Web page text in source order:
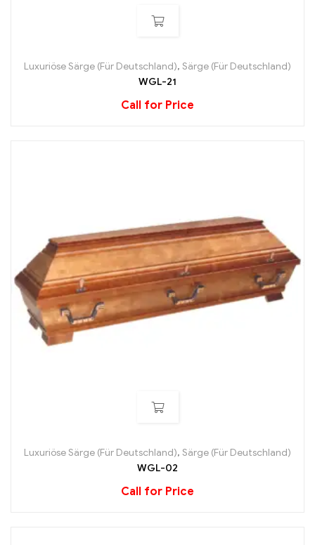
Luxuriöse Särge (Für Deutschland), Särge (Für Deutschland)
WGL-21
Call for Price
Luxuriöse Särge (Für Deutschland), Särge (Für Deutschland)
WGL-02
Call for Price